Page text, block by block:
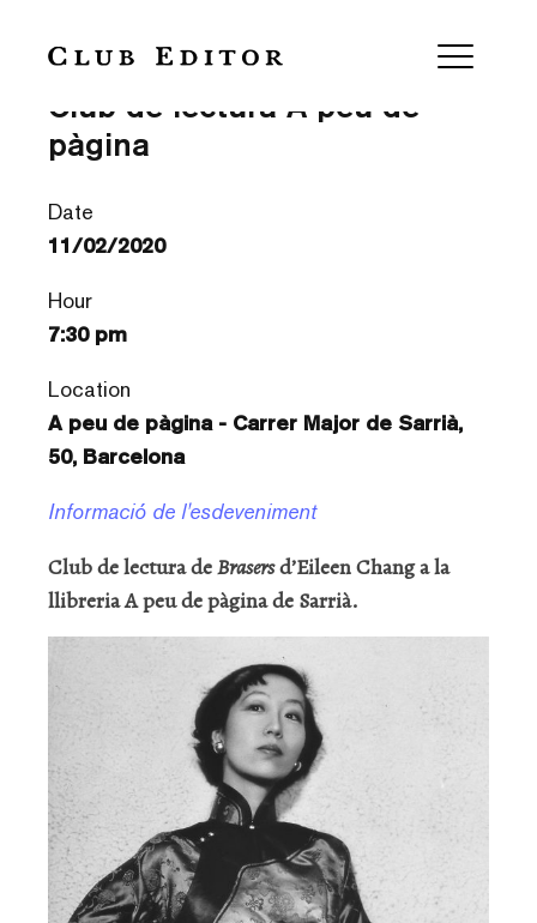
‘Brasers’ d’Eileen Chang —
Club de lectura A peu de
pàgina
Date
11/02/2020
Hour
7:30 pm
Location
A peu de pàgina - Carrer Major de Sarrià,
50, Barcelona
Informació de l'esdeveniment
Club de lectura deBrasersd’Eileen Chang a la
llibreria A peu de pàgina de Sarrià.